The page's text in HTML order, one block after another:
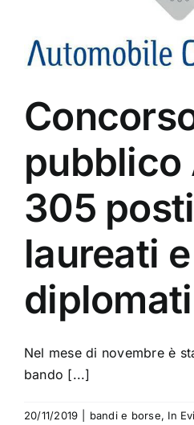
pubblico
305
laureati e
diplomati
Nel mese di novembre è
bando [...]
20/11/2019 bandi e borse, In